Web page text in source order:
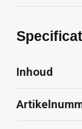
Inhoud